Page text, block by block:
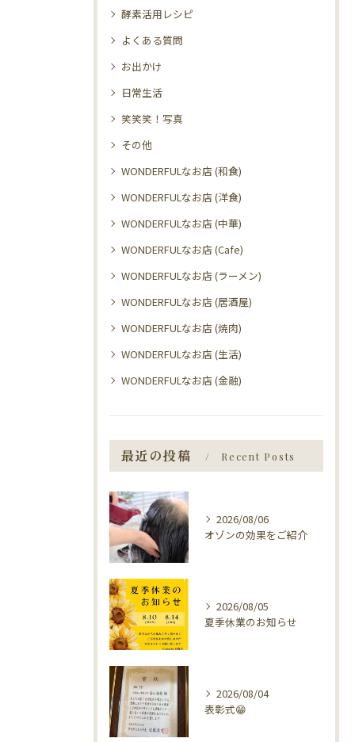
酵素活用レシピ
よくある質問
お出かけ
日常生活
笑笑笑！写真
その他
WONDERFULなお店 (和食)
WONDERFULなお店 (洋食)
WONDERFULなお店 (中華)
WONDERFULなお店 (Cafe)
WONDERFULなお店 (ラーメン)
WONDERFULなお店 (居酒屋)
WONDERFULなお店 (焼肉)
WONDERFULなお店 (生活)
WONDERFULなお店 (金融)
最近の投稿 Recent Posts
2026/08/06
オゾンの効果をご紹介
2026/08/05
夏季休業のお知らせ
2026/08/04
表彰式😁